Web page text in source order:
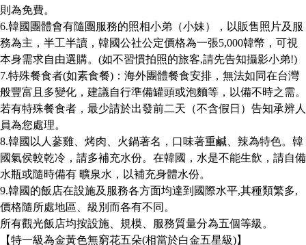
則為免費。
6.韓國團體會有隨團服務的照相小弟（小妹），以販售照片及服
務為主，半工半讀，韓國公社公定價格為一張5,000韓幣，可視
本身需求自由選購。 (如不習慣拍照的旅客,請先告知攝影小弟!)
7.特殊餐食者(如素食餐) ：海外團體餐食安排，無法如同在台灣
般豐富且多變化，建議自行準備罐頭或泡麵等，以備不時之需。
若有特殊餐食者，最少請於出發前二天（不含假日）告知承辨人
員為您處理。
8.韓國以人蔘雞、烤肉、火鍋著名，口味著重鹹、辣為特色。韓
國氣侯較乾冷，請多補充水份。在韓國，水是不能生飲，請自備
水瓶或隨時備有 曠泉水，以補充身體水份。
9.韓國的飯店在設施及服務各方面均達到國際水平,其種類繁多,
價格隨所處地區、級別而各有不同。
所有觀光飯店均按設施、規模、服務質量分為五個等級。
【特一級為金黃色無窮花五朵(相當於白金五星級)】